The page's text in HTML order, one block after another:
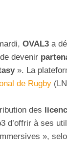
OVAL3 a
devenir
». La
de Rugby
des
d’offrir à ses
»,